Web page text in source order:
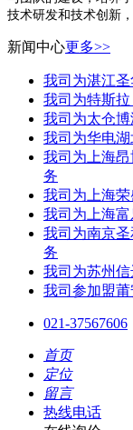
技术研发和技术创新
新闻中心更多>>
我司为湛江
我司为特斯拉
我司为太仓
我司为华电
我司为上海昂
务
我司为上海
我司为上海富
我司为南京
务
我司为苏州
我司参加盟
021-37567606
首页
定位
留言
热线电话